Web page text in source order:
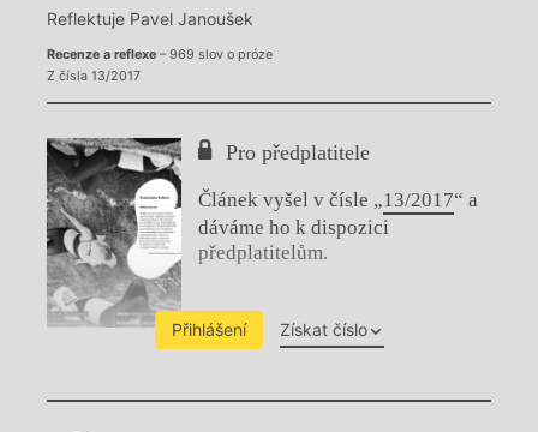
Reflektuje Pavel Janoušek
Recenze a reflexe– 969 slov o próze
Z čísla 13/2017
Pro předplatitele
Článek vyšel v čísle „13/2017“ a
dáváme ho k dispozici
předplatitelům.
Přihlášení Získat číslo
Chviličku.